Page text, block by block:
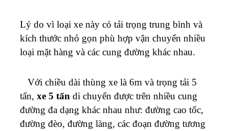
Lý do vì loại xe này có tải trọng trung bình và
kích thước nhỏ gọn phù hợp vận chuyển nhiều
loại mặt hàng và các cung đường khác nhau.
Với chiều dài thùng xe là 6m và trọng tải 5
tấn, xe 5 tấn di chuyển được trên nhiều cung
đường đa dạng khác nhau như: đường cao tốc,
đường đèo, đường làng, các đoạn đường tương